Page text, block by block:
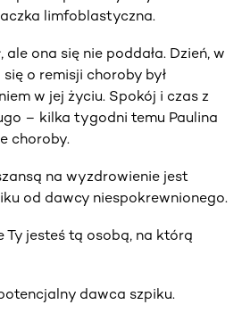
limfoblastyczna.
ona się nie poddała. Dzień, w
o remisji choroby był
w jej życiu. Spokój i czas z
– kilka tygodni temu Paulina
choroby.
na wyzdrowienie jest
od dawcy niespokrewnionego.
Ty jesteś tą osobą, na którą
dawca szpiku.